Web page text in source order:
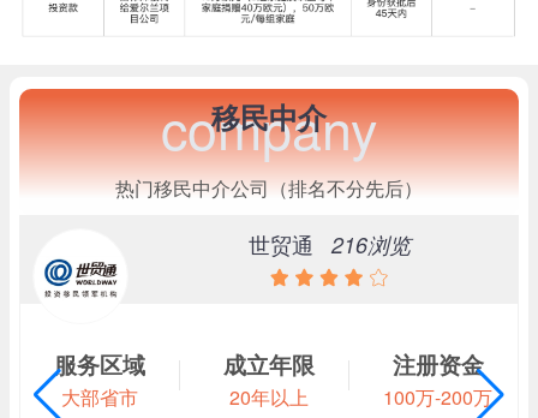
移民中介
company
热门移民中介公司（排名不分先后）
世贸通 216浏览
服务区域
大部省市
成立年限
20年以上
注册资金
100万-200万